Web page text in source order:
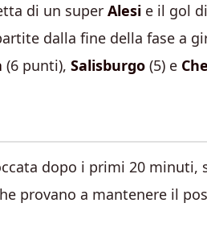
di un super Alesi e il gol
dalla fine della fase a
(6 punti), Salisburgo (5) e
dopo i primi 20
provano a mantenere il